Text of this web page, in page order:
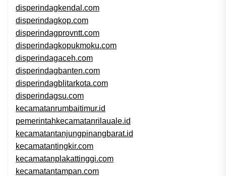
disperindagkendal.com
disperindagkop.com
disperindagprovntt.com
disperindagkopukmoku.com
disperindagaceh.com
disperindagbanten.com
disperindagblitarkota.com
disperindagsu.com
kecamatanrumbaitimur.id
pemerintahkecamatanrilauale.id
kecamatantanjungpinangbarat.id
kecamatantingkir.com
kecamatanplakattinggi.com
kecamatantampan.com